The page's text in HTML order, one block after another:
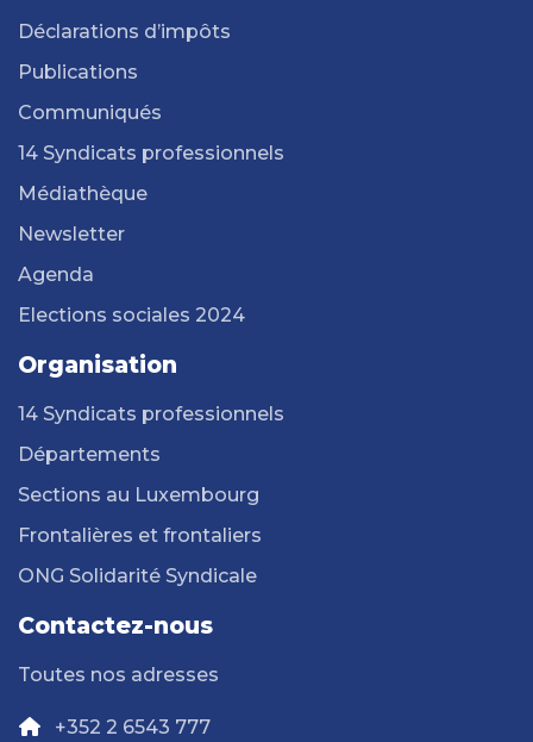
Déclarations d’impôts
Publications
Communiqués
14 Syndicats professionnels
Médiathèque
Newsletter
Agenda
Elections sociales 2024
Organisation
14 Syndicats professionnels
Départements
Sections au Luxembourg
Frontalières et frontaliers
ONG Solidarité Syndicale
Contactez-nous
Toutes nos adresses
+352 2 6543 777